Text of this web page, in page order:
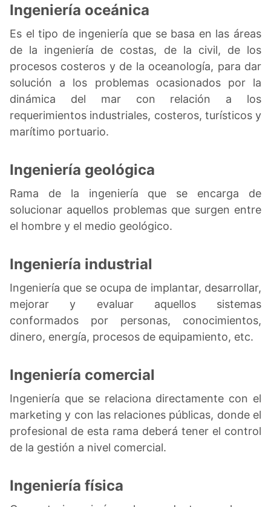
Ingeniería oceánica
Es el tipo de ingeniería que se basa en las áreas
de la ingeniería de costas, de la civil, de los
procesos costeros y de la oceanología, para dar
solución a los problemas ocasionados por la
dinámica del mar con relación a los
requerimientos industriales, costeros, turísticos y
marítimo portuario.
Ingeniería geológica
Rama de la ingeniería que se encarga de
solucionar aquellos problemas que surgen entre
el hombre y el medio geológico.
Ingeniería industrial
Ingeniería que se ocupa de implantar, desarrollar,
mejorar y evaluar aquellos sistemas
conformados por personas, conocimientos,
dinero, energía, procesos de equipamiento, etc.
Ingeniería comercial
Ingeniería que se relaciona directamente con el
marketing y con las relaciones públicas, donde el
profesional de esta rama deberá tener el control
de la gestión a nivel comercial.
Ingeniería física